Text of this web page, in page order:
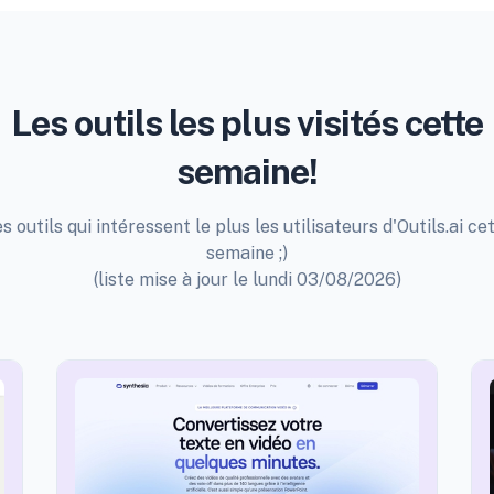
Les outils les plus visités cette
semaine!
outils qui intéressent le plus les utilisateurs d'Outils.ai
semaine ;)
(liste mise à jour le lundi 03/08/2026)